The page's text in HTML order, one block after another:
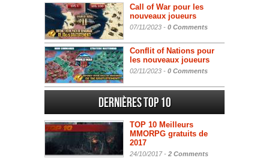
Call of War pour les
nouveaux joueurs
07/11/2023 - 0 Comments
Conflit of Nations pour
les nouveaux joueurs
02/11/2023 - 0 Comments
Dernières Top 10
TOP 10 Meilleurs
MMORPG gratuits de
2017
24/10/2017 - 2 Comments